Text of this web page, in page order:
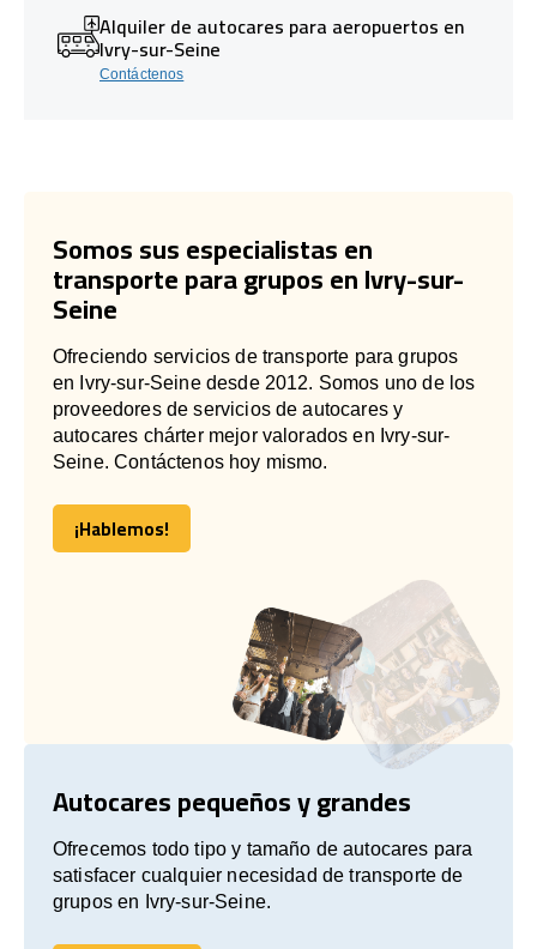
Alquiler de autocares para aeropuertos en
Ivry-sur-Seine
Contáctenos
Somos sus especialistas en
transporte para grupos en Ivry-sur-
Seine
Ofreciendo servicios de transporte para grupos
en Ivry-sur-Seine desde 2012. Somos uno de los
proveedores de servicios de autocares y
autocares chárter mejor valorados en Ivry-sur-
Seine. Contáctenos hoy mismo.
¡Hablemos!
¡Hablemos!
Autocares pequeños y grandes
Ofrecemos todo tipo y tamaño de autocares para
satisfacer cualquier necesidad de transporte de
grupos en Ivry-sur-Seine.